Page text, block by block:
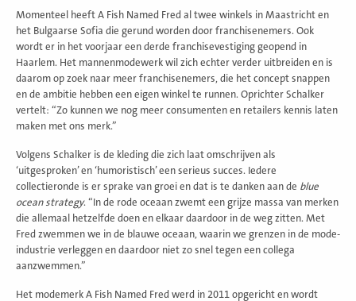
Momenteel heeft A Fish Named Fred al twee winkels in Maastricht en
het Bulgaarse Sofia die gerund worden door franchisenemers. Ook
wordt er in het voorjaar een derde franchisevestiging geopend in
Haarlem. Het mannenmodewerk wil zich echter verder uitbreiden en is
daarom op zoek naar meer franchisenemers, die het concept snappen
en de ambitie hebben een eigen winkel te runnen. Oprichter Schalker
vertelt: “Zo kunnen we nog meer consumenten en retailers kennis laten
maken met ons merk.”
Volgens Schalker is de kleding die zich laat omschrijven als
‘uitgesproken’ en ‘humoristisch’ een serieus succes. Iedere
collectieronde is er sprake van groei en dat is te danken aan de blue
ocean strategy. “In de rode oceaan zwemt een grijze massa van merken
die allemaal hetzelfde doen en elkaar daardoor in de weg zitten. Met
Fred zwemmen we in de blauwe oceaan, waarin we grenzen in de mode-
industrie verleggen en daardoor niet zo snel tegen een collega
aanzwemmen.”
Het modemerk A Fish Named Fred werd in 2011 opgericht en wordt